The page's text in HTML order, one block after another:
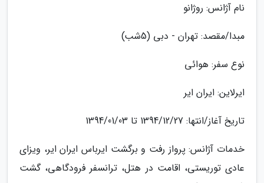
نام آژانس: روژانو
مبدا/مقصد: تهران - دبی (5شب)
نوع سفر: هوائی
ایرلاین: ایران ایر
تاریخ آغاز/انتها: 1394/12/27 تا 1394/01/03
خدمات آژانس: پرواز رفت و برگشت ایرباس ایران ایر، ویزای
عادی توریستی، اقامت در هتل، ترانسفر فرودگاهی، گشت